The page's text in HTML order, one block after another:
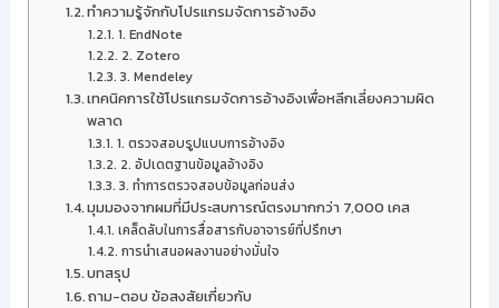
ทำความรู้จักกับโปรแกรมจัดการอ้างอิง
1. EndNote
2. Zotero
3. Mendeley
เทคนิคการใช้โปรแกรมจัดการอ้างอิงเพื่อหลีกเลี่ยงความผิด
พลาด
1. ตรวจสอบรูปแบบการอ้างอิง
2. อัปเดตฐานข้อมูลอ้างอิง
3. ทำการตรวจสอบข้อมูลก่อนส่ง
มุมมองจากผมที่มีประสบการณ์ตรงมากกว่า 7,000 เคส
เคล็ดลับในการสื่อสารกับอาจารย์ที่ปรึกษา
การนำเสนอผลงานอย่างมั่นใจ
บทสรุป
ถาม-ตอบ ข้อสงสัยเกี่ยวกับ